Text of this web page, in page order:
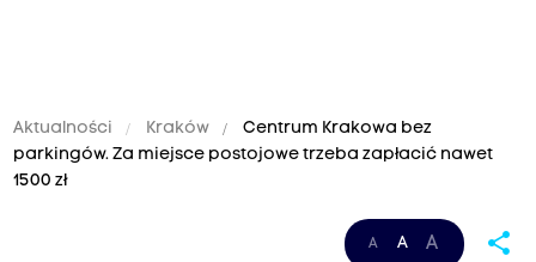
Aktualności Kraków
Centrum Krakowa bez
parkingów. Za miejsce postojowe trzeba zapłacić nawet
1500 zł
A A A share